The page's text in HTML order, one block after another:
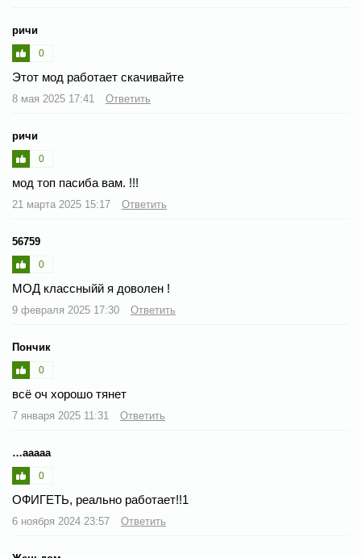
ричи
0
Этот мод работает скачивайте
8 мая 2025 17:41 Ответить
ричи
0
мод топ пасиба вам. !!!
21 марта 2025 15:17 Ответить
56759
0
МОД классныйй я доволен !
9 февраля 2025 17:30 Ответить
Пончик
0
всё оч хорошо тянет
7 января 2025 11:31 Ответить
…ааааа
0
ОФИГЕТЬ, реально работает!!1
6 ноября 2024 23:57 Ответить